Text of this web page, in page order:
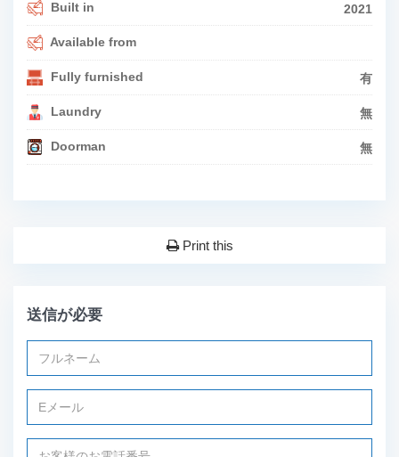
Built in 2021
Available from
Fully furnished 有
Laundry 無
Doorman 無
Print this
送信が必要